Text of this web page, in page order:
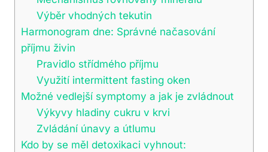
Výběr vhodných tekutin
Harmonogram dne: Správné načasování
příjmu živin
Pravidlo střídmého příjmu
Využití intermittent fasting oken
Možné vedlejší symptomy a jak je zvládnout
Výkyvy hladiny cukru v krvi
Zvládání únavy a útlumu
Kdo by se měl detoxikaci vyhnout: